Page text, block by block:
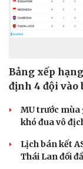
Dinh dưỡng - món
Cây thuốc
Sản phụ khoa
Nhi khoa
Nam khoa
Làm đẹp - giảm
Phòng mạch
Bảng xếp
định 4 đội vào
MU trước mùa
khó đua vô
Lịch bán kết
Thái Lan đối